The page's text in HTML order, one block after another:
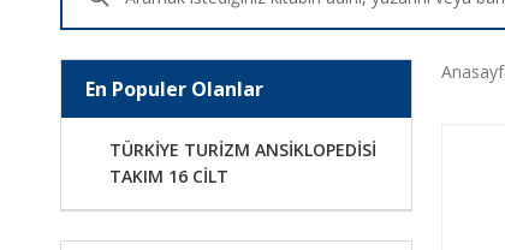
En Populer Olanlar
TÜRKİYE TURİZM ANSİKLOPEDİSİ
TAKIM 16 CİLT